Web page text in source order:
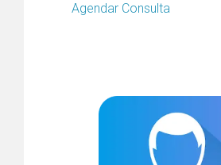
Agendar Consulta